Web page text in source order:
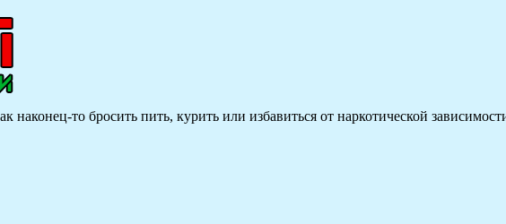
то бросить пить, курить или избавиться от наркотической